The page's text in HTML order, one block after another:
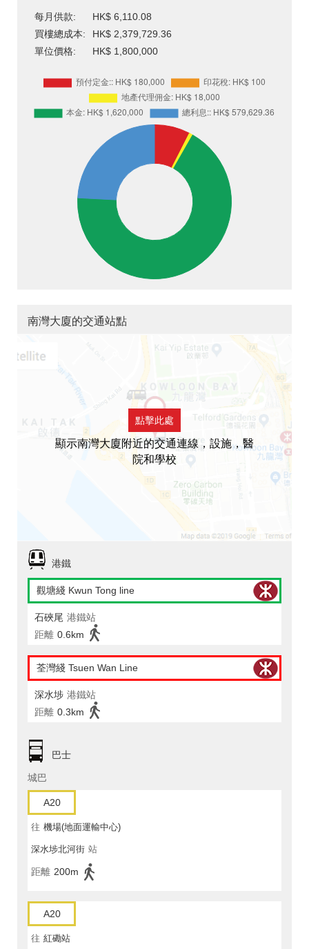
每月供款:
HK$ 6,110.08
買樓總成本:
HK$ 2,379,729.36
單位價格:
HK$ 1,800,000
南灣大廈的交通站點
點擊此處
顯示南灣大廈附近的交通連線，設施，醫
院和學校
港鐵
觀塘綫 Kwun Tong line
石硤尾 港鐵站
距離 0.6km
荃灣綫 Tsuen Wan Line
深水埗 港鐵站
距離 0.3km
巴士
城巴
A20
往 機場(地面運輸中心)
深水埗北河街 站
距離 200m
A20
往 紅磡站